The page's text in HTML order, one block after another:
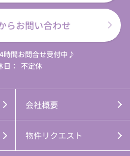
らお問い合わせ
時間お問合せ受付中♪
日：
不定休
会社概要
物件リクエスト